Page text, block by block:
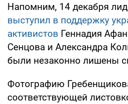
Напомним, 14 декабря
выступил в поддержку
активистов Геннадия
Сенцова и Александра
были незаконно лишены
Фотографию
соответствующей